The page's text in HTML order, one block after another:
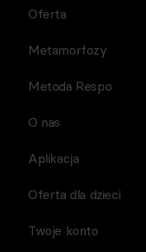
Oferta
Metamorfozy
Metoda Respo
O nas
Aplikacja
Oferta dla dzieci
Twoje konto